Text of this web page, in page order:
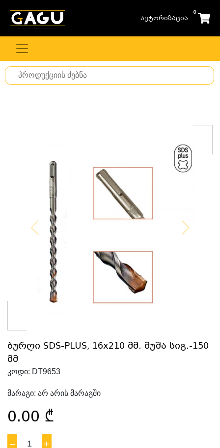
ავტორიზაცია
0
Search
for
ბურღი SDS-PLUS, 16x210 მმ. მუშა სიგ.-150
მმ
კოდი: DT9653
მარაგი: არ არის მარაგში
0.00 ₾
– 1 +